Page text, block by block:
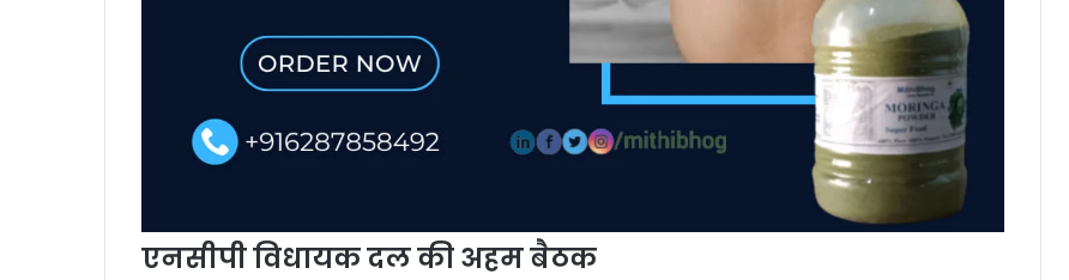
एनसीपी विधायक दल की अहम बैठक